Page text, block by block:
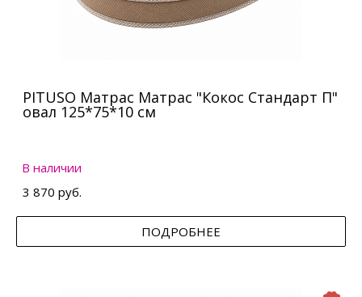
PITUSO Матрас Матрас "Кокос Стандарт П"
овал 125*75*10 см
В наличии
3 870 руб.
ПОДРОБНЕЕ